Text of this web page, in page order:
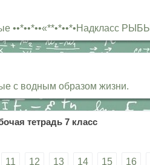
••*••*••«**•*••*•Надкласс РЫБЫ
с водным образом жизни.
тетрадь 7 класс
11 12 13 14 15 16